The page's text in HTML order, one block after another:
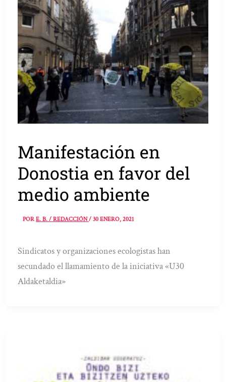
Manifestación en
Donostia en favor del
medio ambiente
PORE. B. / REDACCIÓN/30 ENERO, 2021
Sindicatos y organizaciones ecologistas han
secundado el llamamiento de la iniciativa «U30
Aldaketaldia»